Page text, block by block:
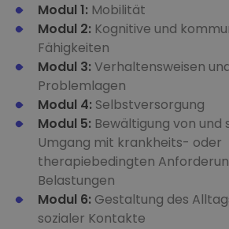
Modul 1: Mobilität
Modul 2: Kognitive und
Fähigkeiten
Modul 3: Verhaltensweisen
Problemlagen
Modul 4: Selbstversorgung
Modul 5: Bewältigung von
Umgang mit krankheits- oder
therapiebedingten
Belastungen
Modul 6: Gestaltung des
sozialer Kontakte